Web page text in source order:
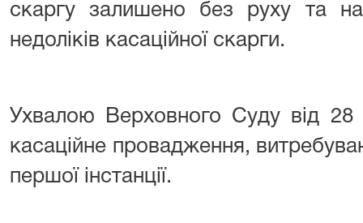
скаргу залишено без руху та
недоліків касаційної скарги.
Ухвалою Верховного Суду від 28
касаційне провадження,
першої інстанції.